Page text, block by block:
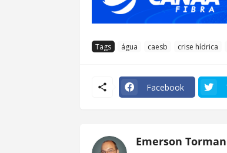
Tags água caesb crise hídrica
Facebook
Emerson